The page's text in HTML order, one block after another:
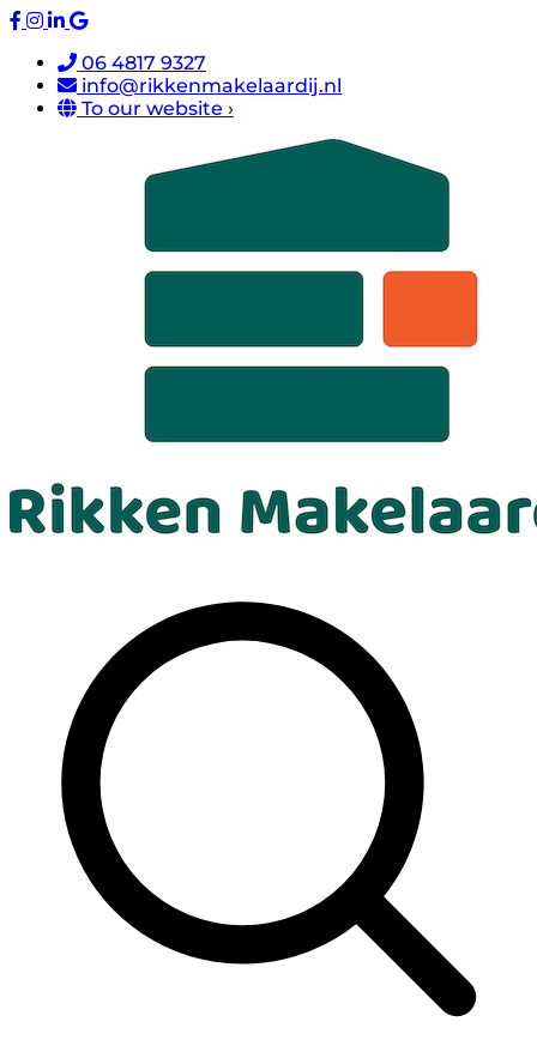
06 4817 9327
info@rikkenmakelaardij.nl
To our website ›